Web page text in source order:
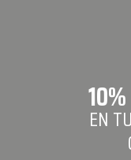
EN